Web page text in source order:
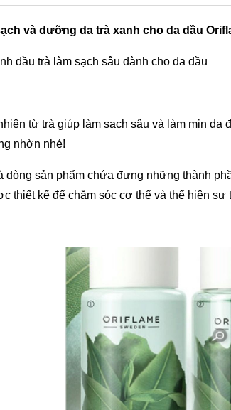
và dưỡng da trà xanh cho da dầu
dầu trà làm sạch sâu dành cho da dầu
từ trà giúp làm sạch sâu và làm mịn da
nhờn nhé!
dòng sản phẩm chứa đựng những thành
thiết kế để chăm sóc cơ thể và thể hiện sự